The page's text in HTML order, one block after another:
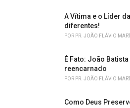
A Vítima e o Líder
diferentes!
POR PR. JOÃO FLÁVIO
É Fato: João
reencarnado
POR PR. JOÃO FLÁVIO
Como Deus